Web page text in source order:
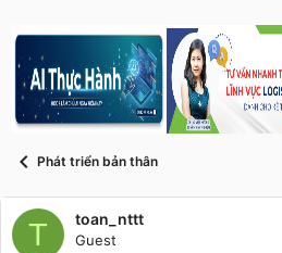
e
a
d
s
a
r
y
g
ử
i
Phát triển bản thân
T toan_nttt
Guest